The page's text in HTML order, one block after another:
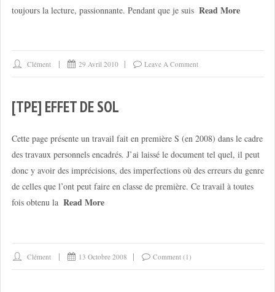
toujours la lecture, passionnante. Pendant que je suis Read More
Clément 29 Avril 2010 Leave A Comment
[TPE] EFFET DE SOL
Cette page présente un travail fait en première S (en 2008) dans le cadre
des travaux personnels encadrés. J’ai laissé le document tel quel, il peut
donc y avoir des imprécisions, des imperfections où des erreurs du genre
de celles que l’ont peut faire en classe de première. Ce travail à toutes
fois obtenu la Read More
Clément 13 Octobre 2008 Comment (1)